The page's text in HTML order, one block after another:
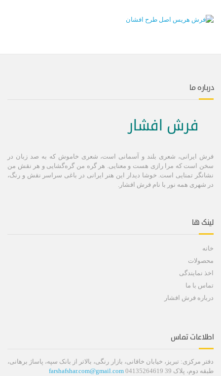
درباره ما
فرش افشار
فرش ایرانی، شعری بلند و آسمانی است، شعری خاموش كه به صد زبان در
سخن است كه مرا رازی هست و معنایی. هر گره من گره‌گشایی و هر نقش من
نشانگر تمنایی است. خوشا دیدار این هنر ایرانی در باغی سراسر نقش و رنگ،
در شهری همه نور با نام فرش افشار.
لینک ها
خانه
محصولات
اخذ نمایندگی
تماس با ما
درباره فرش افشار
اطلاعات تماس
دفتر مرکزی: تبریز، خیابان خاقانی، بازار رنگی، بالاتر از بانک سپه، پاساژ برهانی،
طبقه دوم، پلاک 39 04135264619
farshafshar.com@gmail.com